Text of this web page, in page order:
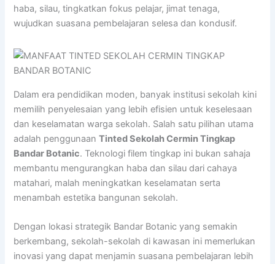
haba, silau, tingkatkan fokus pelajar, jimat tenaga,
wujudkan suasana pembelajaran selesa dan kondusif.
Dalam era pendidikan moden, banyak institusi sekolah kini
memilih penyelesaian yang lebih efisien untuk keselesaan
dan keselamatan warga sekolah. Salah satu pilihan utama
adalah penggunaanTinted Sekolah Cermin Tingkap
Bandar Botanic. Teknologi filem tingkap ini bukan sahaja
membantu mengurangkan haba dan silau dari cahaya
matahari, malah meningkatkan keselamatan serta
menambah estetika bangunan sekolah.
Dengan lokasi strategik Bandar Botanic yang semakin
berkembang, sekolah-sekolah di kawasan ini memerlukan
inovasi yang dapat menjamin suasana pembelajaran lebih